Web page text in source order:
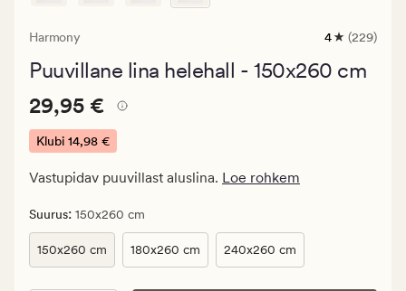
Harmony
229
keskmise
4 (229)
Puuvillane lina helehall - 150x260 cm
Pris_ee
29,95
€.
14,98
€
Pris_ee 29,95 €
29,95 €
Klubi 14,98 €
Vastupidav puuvillast aluslina. Loe rohkem
Suurus: 150x260 cm
150x260 cm 180x260 cm 240x260 cm